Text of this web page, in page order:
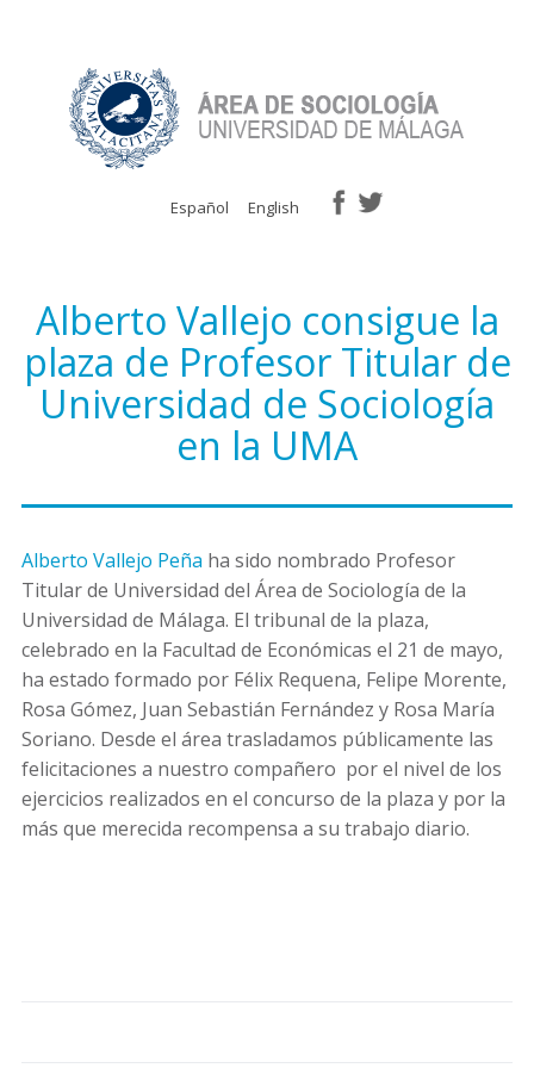
Español English
Alberto Vallejo consigue la
plaza de Profesor Titular de
Universidad de Sociología
en la UMA
Alberto Vallejo Peña ha sido nombrado Profesor
Titular de Universidad del Área de Sociología de la
Universidad de Málaga. El tribunal de la plaza,
celebrado en la Facultad de Económicas el 21 de mayo,
ha estado formado por Félix Requena, Felipe Morente,
Rosa Gómez, Juan Sebastián Fernández y Rosa María
Soriano. Desde el área trasladamos públicamente las
felicitaciones a nuestro compañero por el nivel de los
ejercicios realizados en el concurso de la plaza y por la
más que merecida recompensa a su trabajo diario.